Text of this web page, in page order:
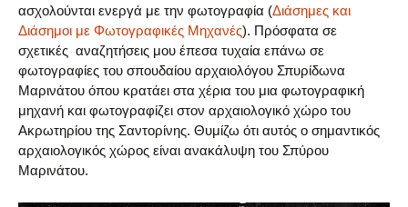
ασχολούνται ενεργά με την φωτογραφία (Διάσημες και
Διάσημοι με Φωτογραφικές Μηχανές). Πρόσφατα σε
σχετικές αναζητήσεις μου έπεσα τυχαία επάνω σε
φωτογραφίες του σπουδαίου αρχαιολόγου Σπυρίδωνα
Μαρινάτου όπου κρατάει στα χέρια του μια φωτογραφική
μηχανή και φωτογραφίζει στον αρχαιολογικό χώρο του
Ακρωτηρίου της Σαντορίνης. Θυμίζω ότι αυτός ο σημαντικός
αρχαιολογικός χώρος είναι ανακάλυψη του Σπύρου
Μαρινάτου.